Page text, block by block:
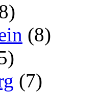
(8)
(7)